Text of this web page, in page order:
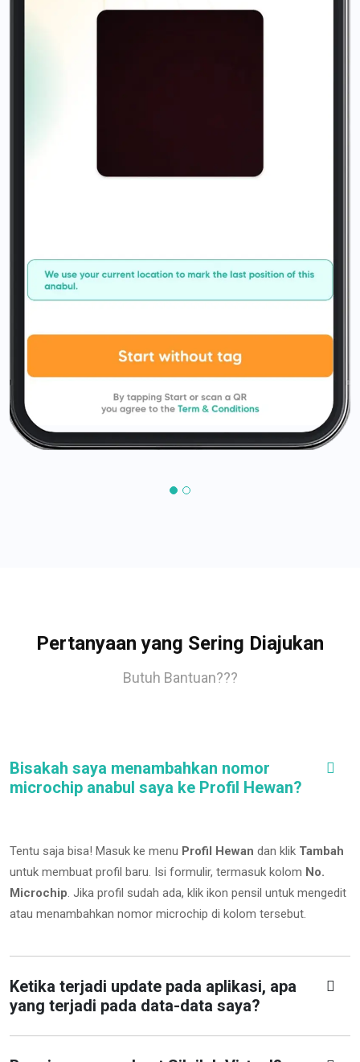
Pertanyaan yang Sering Diajukan
Butuh Bantuan???
Bisakah saya menambahkan nomor
microchip anabul saya ke Profil Hewan?
Tentu saja bisa! Masuk ke menu Profil Hewan dan klik Tambah
untuk membuat profil baru. Isi formulir, termasuk kolom No.
Microchip. Jika profil sudah ada, klik ikon pensil untuk mengedit
atau menambahkan nomor microchip di kolom tersebut.
Ketika terjadi update pada aplikasi, apa
yang terjadi pada data-data saya?